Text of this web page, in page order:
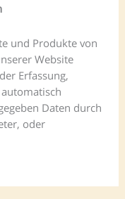
und Produkte von
Website
Erfassung,
Daten durch
oder